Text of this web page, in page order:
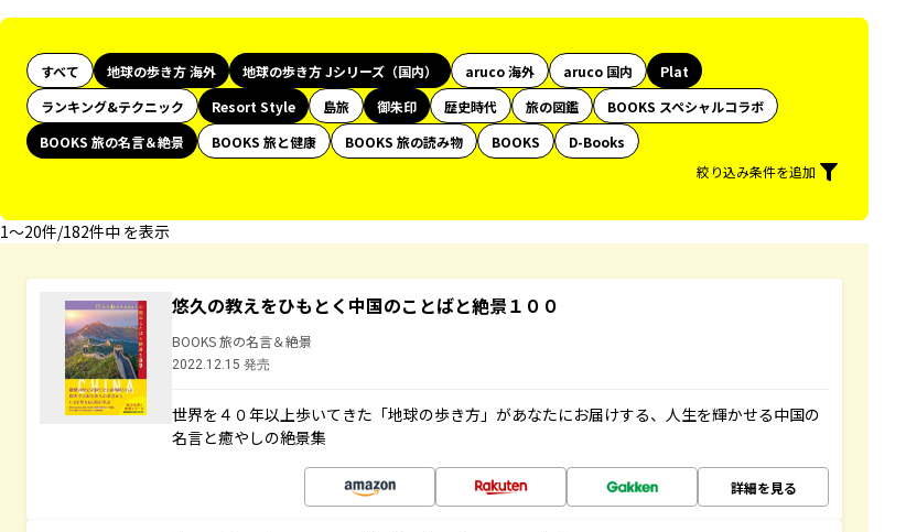
すべて 地球の歩き方 海外 地球の歩き方 Jシリーズ（国内） aruco 海外 aruco 国内
Plat
ランキング&テクニック
Resort Style 島旅 御朱印 歴史時代 旅の図鑑
BOOKS スペシャルコラボ
BOOKS 旅の名言＆絶景
BOOKS 旅と健康 BOOKS 旅の読み物 BOOKS
D-Books
絞り込み条件を追加
1〜20件/182件中 を表示
悠久の教えをひもとく中国のことばと絶景１００
BOOKS 旅の名言＆絶景
2022.12.15 発売
世界を４０年以上歩いてきた「地球の歩き方」があなたにお届けする、人生を輝かせる中国の
名言と癒やしの絶景集
詳細を見る